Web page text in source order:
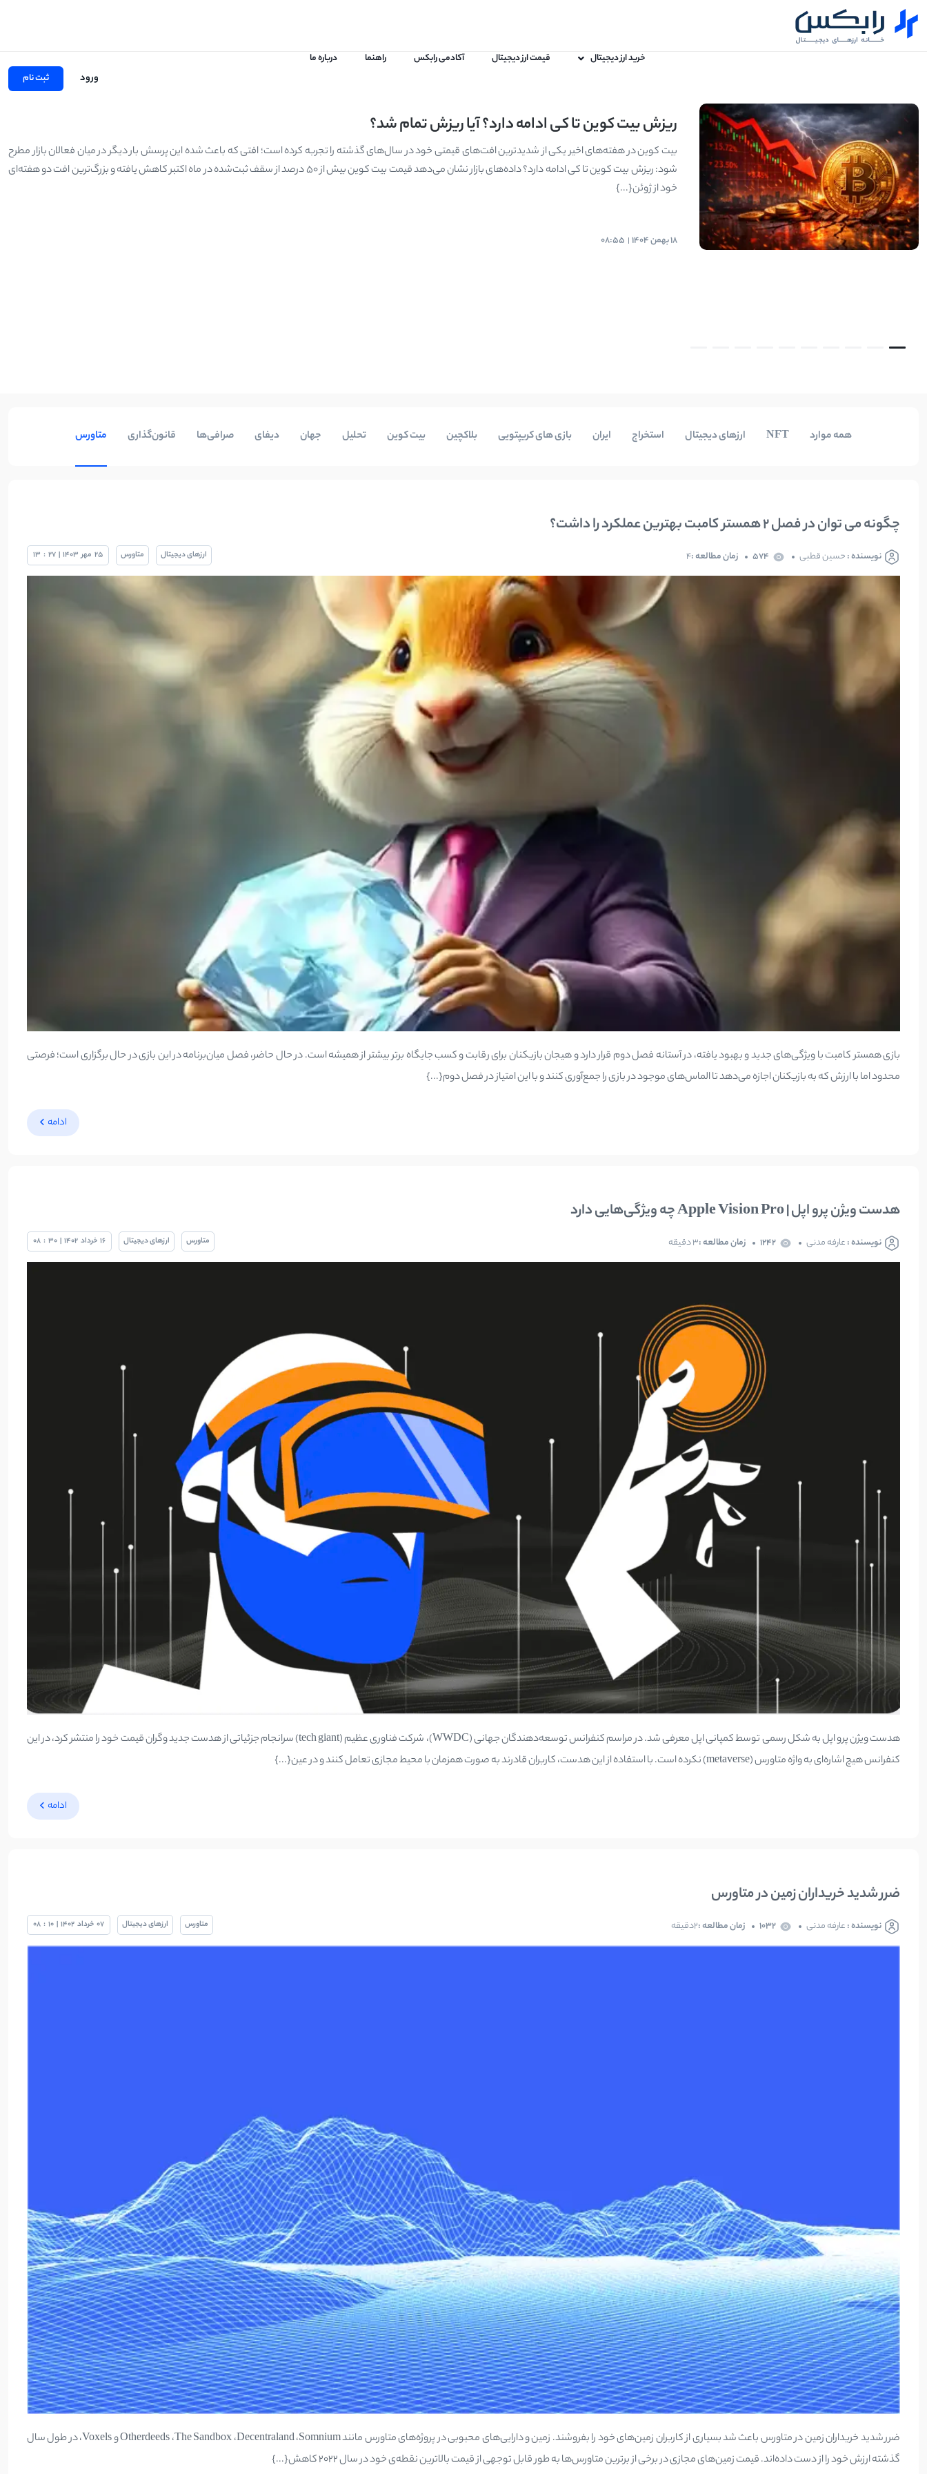
خرید ارز دیجیتال قیمت ارز دیجیتال آکادمی رابکس راهنما درباره ما
ورود ثبت نام
ریزش بیت کوین تا کی ادامه دارد؟ آیا ریزش تمام شد؟
بیت کوین در هفته‌های اخیر یکی از شدیدترین افت‌های قیمتی خود در سال‌های گذشته را تجربه کرده است؛ افتی که باعث شده این پرسش بار دیگر در میان فعالان بازار مطرح
شود: ریزش بیت کوین تا کی ادامه دارد؟ داده‌های بازار نشان می‌دهد قیمت بیت کوین بیش از ۵۰ درصد از سقف ثبت‌شده در ماه اکتبر کاهش یافته و بزرگ‌ترین افت دو هفته‌ای
خود از ژوئن{...}
18 بهمن 1404 08:55
همه موارد NFT ارزهای دیجیتال استخراج ایران بازی های کریپتویی بلاکچین بیت کوین تحلیل جهان دیفای صرافی‌ها قانون‌گذاری متاورس
چگونه می توان در فصل ۲ همستر کامبت بهترین عملکرد را داشت؟
نویسنده :حسین قطبی 574 زمان مطالعه :4 ارزهای دیجیتال متاورس 25 مهر 1403
|
27
:
13
بازی همستر کامبت با ویژگی‌های جدید و بهبود یافته، در آستانه فصل دوم قرار دارد و هیجان بازیکنان برای رقابت و کسب جایگاه برتر بیشتر از همیشه است. در حال حاضر، فصل میان‌برنامه در این بازی در حال برگزاری است؛ فرصتی
محدود اما با ارزش که به بازیکنان اجازه می‌دهد تا الماس‌های موجود در بازی را جمع‌آوری کنند و با این امتیاز در فصل دوم{...}
ادامه
هدست ویژن پرو اپل | Apple Vision Pro چه ویژگی‌هایی دارد
نویسنده :عارفه مدنی 1242 زمان مطالعه :۳ دقیقه متاورس ارزهای دیجیتال 16 خرداد 1402
|
30
:
08
هدست ویژن پرو اپل به شکل رسمی توسط کمپانی اپل معرفی شد. در مراسم کنفرانس توسعه‌دهندگان جهانی (WWDC)، شرکت فناوری عظیم (tech giant) سرانجام جزئیاتی از هدست جدید وگران قیمت خود را منتشر کرد، در این
کنفرانس هیچ اشاره‌ای به واژه متاورس (metaverse) نکرده است. با استفاده از این هدست، کاربران قادرند به صورت همزمان با محیط مجازی تعامل کنند و در عین{...}
ادامه
ضرر شدید خریداران زمین در متاورس
نویسنده :عارفه مدنی 1032 زمان مطالعه :2دقیقه متاورس ارزهای دیجیتال 07 خرداد 1402
|
10
:
08
ضرر شدید خریداران زمین در متاورس باعث شد بسیاری از کاربران زمین‌های خود را بفروشند. زمین و دارایی‌های محبوبی در پروژه‌های متاورس مانند Otherdeeds ،The Sandbox ،Decentraland ،Somnium و Voxels، در طول سال
گذشته ارزش خود را از دست داده‌اند. قیمت زمین‌های مجازی در برخی از برترین متاورس‌ها به طور قابل توجهی از قیمت بالاترین نقطه‌ی خود در سال 2022 کاهش{...}